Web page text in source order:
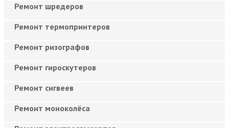
Ремонт шредеров
Ремонт термопринтеров
Ремонт ризографов
Ремонт гироскутеров
Ремонт сигвеев
Ремонт моноколёса